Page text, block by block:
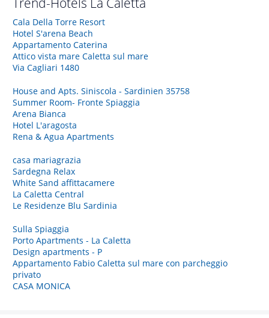
Cala Della Torre Resort
Hotel S'arena Beach
Appartamento Caterina
Attico vista mare Caletta sul mare
Via Cagliari 1480
House and Apts. Siniscola - Sardinien 35758
Summer Room- Fronte Spiaggia
Arena Bianca
Hotel L'aragosta
Rena & Agua Apartments
casa mariagrazia
Sardegna Relax
White Sand affittacamere
La Caletta Central
Le Residenze Blu Sardinia
Sulla Spiaggia
Porto Apartments - La Caletta
Design apartments - P
Appartamento Fabio Caletta sul mare con parcheggio
privato
CASA MONICA